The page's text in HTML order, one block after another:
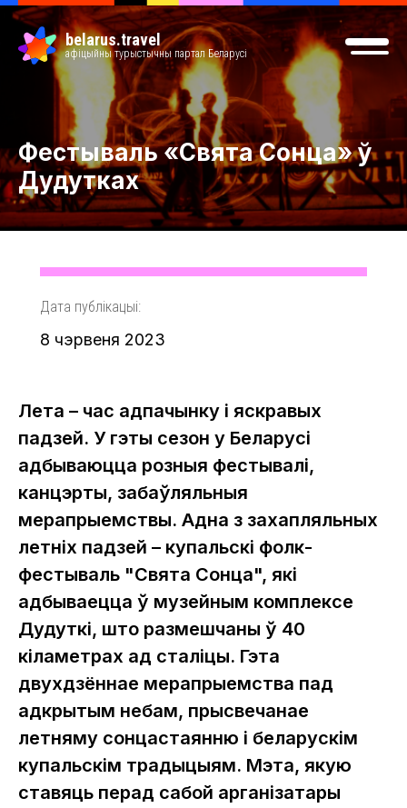
belarus.travel
афіцыйны турыстычны партал Беларусі
Фестываль «Свята Сонца» ў
Дудутках
Дата публікацыі:
8 чэрвеня 2023
Лета – час адпачынку і яскравых
падзей. У гэты сезон у Беларусі
адбываюцца розныя фестывалі,
канцэрты, забаўляльныя
мерапрыемствы. Адна з захапляльных
летніх падзей – купальскі фолк-
фестываль "Свята Сонца", які
адбываецца ў музейным комплексе
Дудуткі, што размешчаны ў 40
кіламетрах ад сталіцы. Гэта
двухдзённае мерапрыемства пад
адкрытым небам, прысвечанае
летняму сонцастаянню і беларускім
купальскім традыцыям. Мэта, якую
ставяць перад сабой арганізатары